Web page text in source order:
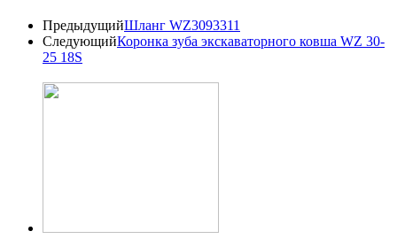
ПредыдущийШланг WZ3093311
СледующийКоронка зуба экскаваторного ковша WZ 30-
25 18S